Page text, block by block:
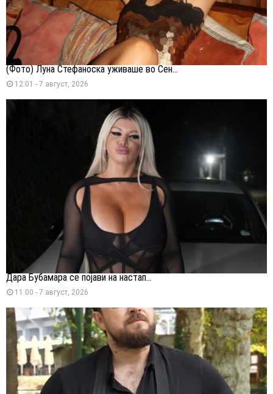
(Фото) Луна Стефаноска уживаше во Сен...
12:01 - 7 август, 2026
Дара Бубамара се појави на настап...
11:00 - 7 август, 2026